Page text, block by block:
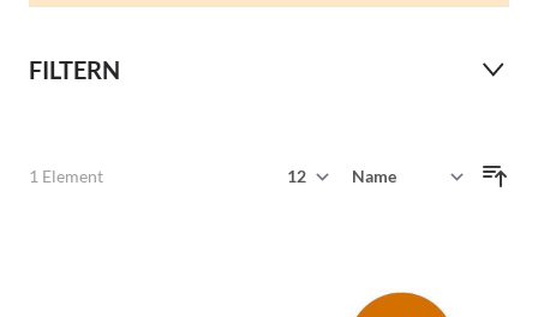
FILTERN
1 Element
Sortieren nach